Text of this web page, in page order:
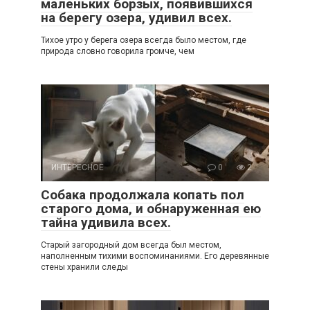
маленьких борзых, появившихся
на берегу озера, удивил всех.
Тихое утро у берега озера всегда было местом, где
природа словно говорила громче, чем
ИНТЕРЕСНОЕ 0 2
Собака продолжала копать пол
старого дома, и обнаруженная ею
тайна удивила всех.
Старый загородный дом всегда был местом,
наполненным тихими воспоминаниями. Его деревянные
стены хранили следы